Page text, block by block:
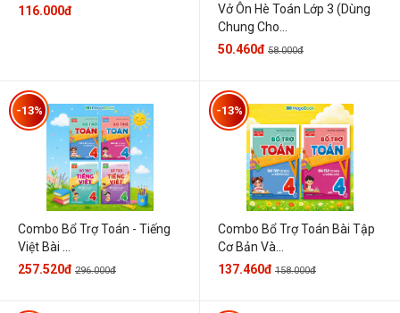
116.000đ
Vở Ôn Hè Toán Lớp 3 (Dùng
Chung Cho...
50.460đ 58.000đ
Combo Bổ Trợ Toán - Tiếng
Việt Bài ...
-13%
257.520đ 296.000đ
Combo Bổ Trợ Toán Bài Tập
Cơ Bản Và...
-13%
137.460đ 158.000đ